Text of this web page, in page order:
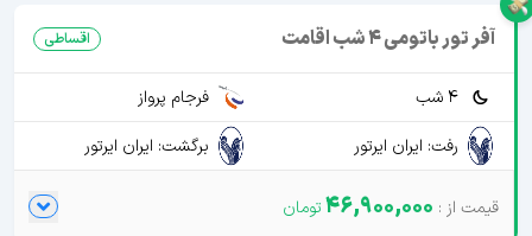
آفر تور باتومی 4 شب اقامت اقساطی
4 شب
فرجام پرواز
رفت: ایران ایرتور
برگشت: ایران ایرتور
46,900,000